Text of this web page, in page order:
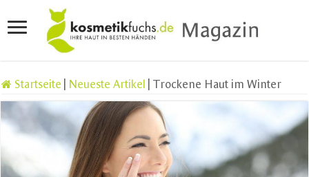
Startseite Neueste Artikel Trockene Haut im Winter